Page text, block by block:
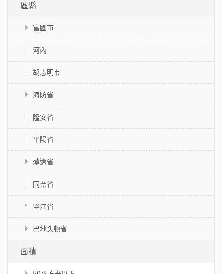
區縣
富國市
河內
胡志明市
海防省
隆安省
平陽省
薄遼省
同奈省
坚江省
巴地头顿省
面積